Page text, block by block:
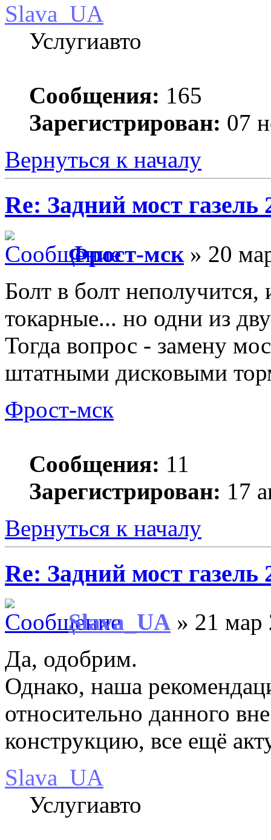
Slava_UA
Услугиавто
Сообщения: 165
Зарегистрирован: 07
Вернуться к началу
Re: Задний мост газель
Фрост-мск» 20
Болт в болт
токарные... но одни из
Тогда вопрос - замену
штатными дисковыми
Фрост-мск
Сообщения: 11
Зарегистрирован: 17
Вернуться к началу
Re: Задний мост газель
Slava_UA » 21 мар
Да, одобрим.
Однако, наша
относительно данного
конструкцию, все ещё
Slava_UA
Услугиавто